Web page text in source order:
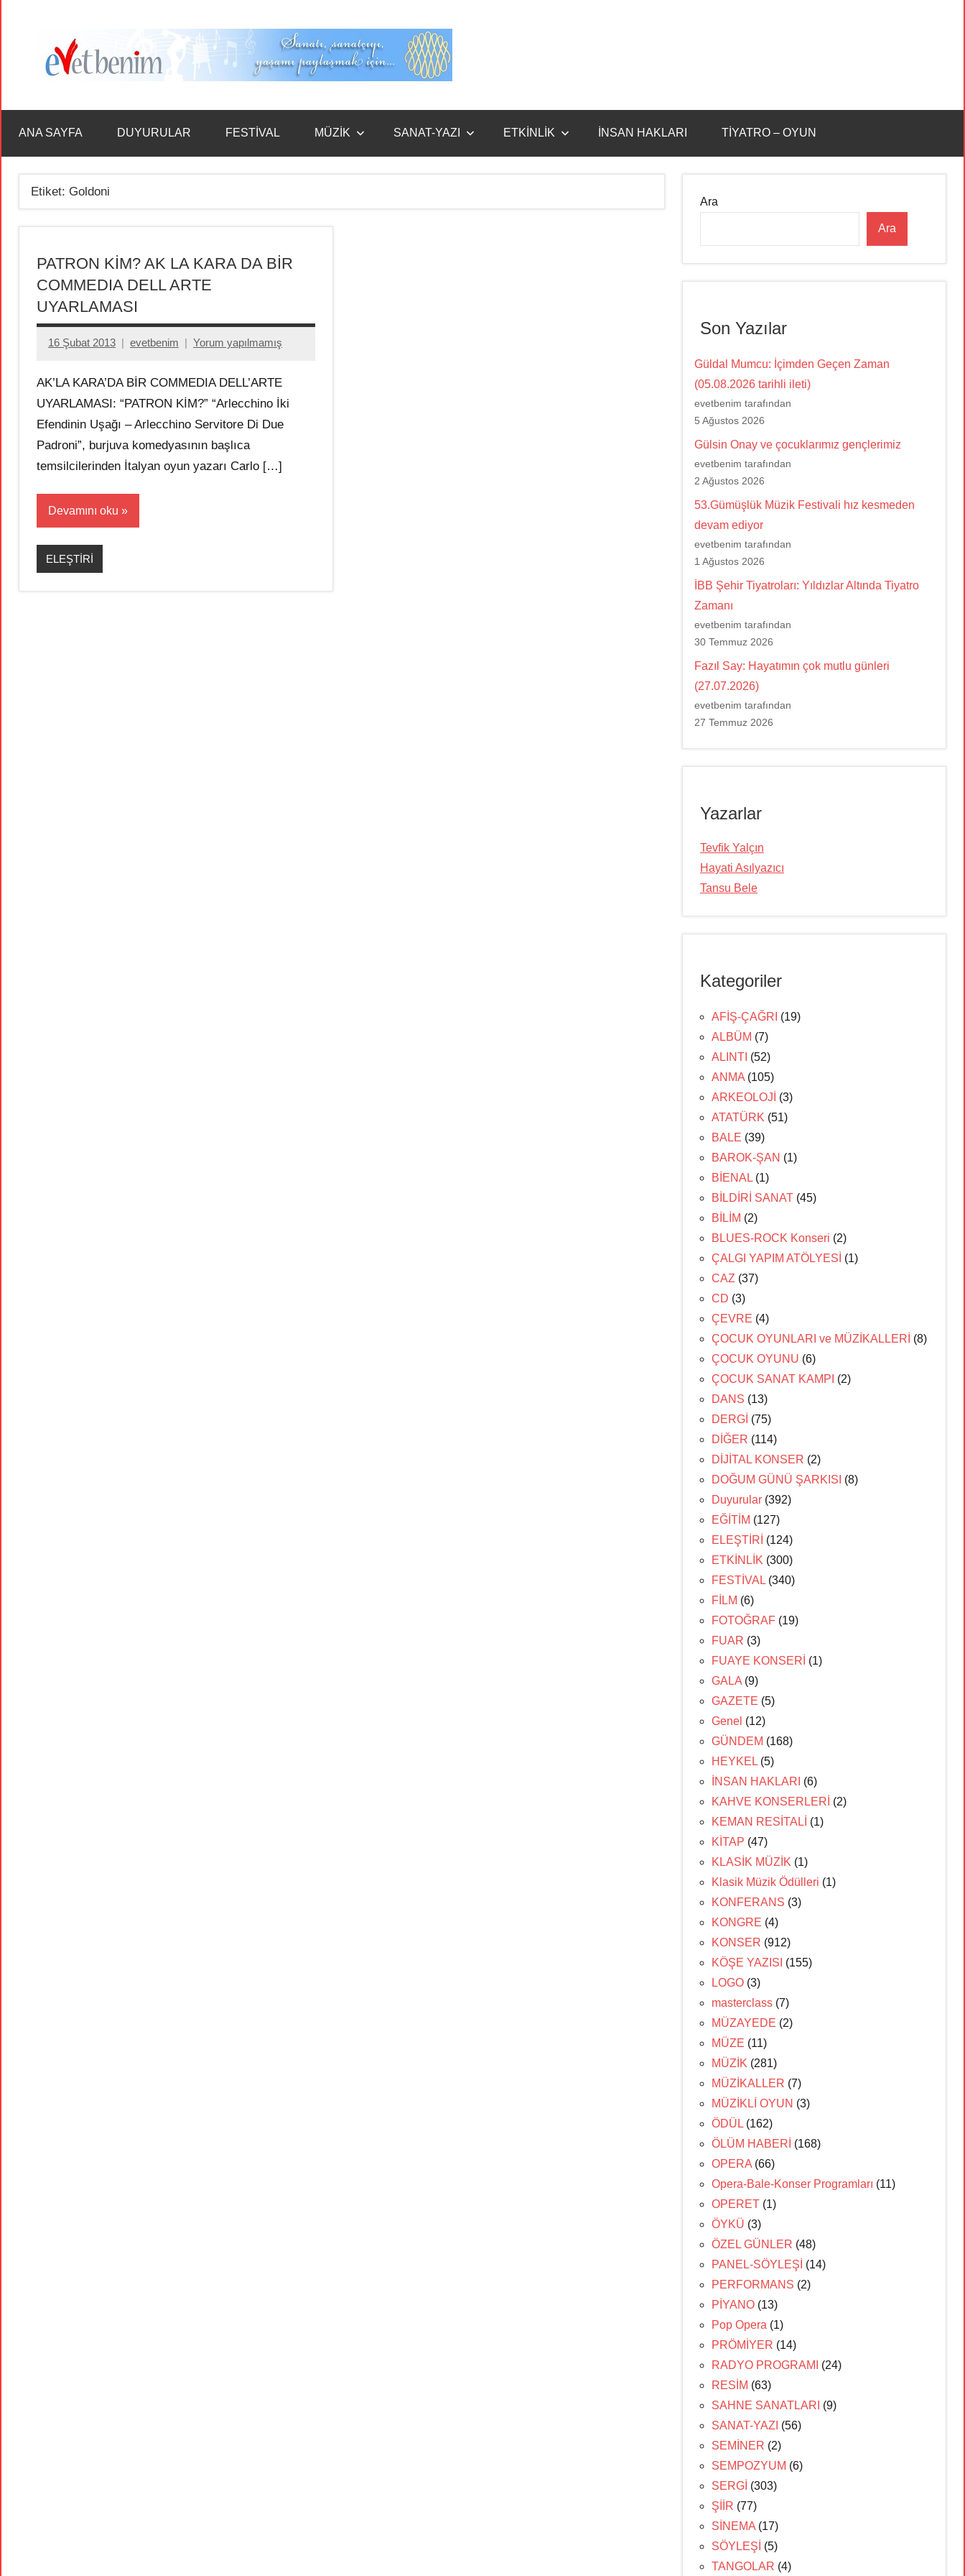
Benim
ANA SAYFA DUYURULAR FESTİVAL MÜZİK SANAT-YAZI ETKİNLİK İNSAN HAKLARI TİYATRO – OYUN
Etiket: Goldoni
PATRON KİM? AK LA KARA DA BİR
COMMEDIA DELL ARTE
UYARLAMASI
16 Şubat 2013 evetbenim Yorum yapılmamış
AK’LA KARA’DA BİR COMMEDIA DELL’ARTE
UYARLAMASI: “PATRON KİM?” “Arlecchino İki
Efendinin Uşağı – Arlecchino Servitore Di Due
Padroni”, burjuva komedyasının başlıca
temsilcilerinden İtalyan oyun yazarı Carlo […]
Devamını oku
ELEŞTİRİ
Ara
Ara
Son Yazılar
Güldal Mumcu: İçimden Geçen Zaman
(05.08.2026 tarihli ileti)
evetbenim tarafından
5 Ağustos 2026
Gülsin Onay ve çocuklarımız gençlerimiz
evetbenim tarafından
2 Ağustos 2026
53.Gümüşlük Müzik Festivali hız kesmeden
devam ediyor
evetbenim tarafından
1 Ağustos 2026
İBB Şehir Tiyatroları: Yıldızlar Altında Tiyatro
Zamanı
evetbenim tarafından
30 Temmuz 2026
Fazıl Say: Hayatımın çok mutlu günleri
(27.07.2026)
evetbenim tarafından
27 Temmuz 2026
Yazarlar
Tevfik Yalçın
Hayati Asılyazıcı
Tansu Bele
Kategoriler
AFİŞ-ÇAĞRI (19)
ALBÜM (7)
ALINTI (52)
ANMA (105)
ARKEOLOJİ (3)
ATATÜRK (51)
BALE (39)
BAROK-ŞAN (1)
BİENAL (1)
BİLDİRİ SANAT (45)
BİLİM (2)
BLUES-ROCK Konseri (2)
ÇALGI YAPIM ATÖLYESİ (1)
CAZ (37)
CD (3)
ÇEVRE (4)
ÇOCUK OYUNLARI ve MÜZİKALLERİ (8)
ÇOCUK OYUNU (6)
ÇOCUK SANAT KAMPI (2)
DANS (13)
DERGİ (75)
DİĞER (114)
DİJİTAL KONSER (2)
DOĞUM GÜNÜ ŞARKISI (8)
Duyurular (392)
EĞİTİM (127)
ELEŞTİRİ (124)
ETKİNLİK (300)
FESTİVAL (340)
FİLM (6)
FOTOĞRAF (19)
FUAR (3)
FUAYE KONSERİ (1)
GALA (9)
GAZETE (5)
Genel (12)
GÜNDEM (168)
HEYKEL (5)
İNSAN HAKLARI (6)
KAHVE KONSERLERİ (2)
KEMAN RESİTALİ (1)
KİTAP (47)
KLASİK MÜZİK (1)
Klasik Müzik Ödülleri (1)
KONFERANS (3)
KONGRE (4)
KONSER (912)
KÖŞE YAZISI (155)
LOGO (3)
masterclass (7)
MÜZAYEDE (2)
MÜZE (11)
MÜZİK (281)
MÜZİKALLER (7)
MÜZİKLİ OYUN (3)
ÖDÜL (162)
ÖLÜM HABERİ (168)
OPERA (66)
Opera-Bale-Konser Programları (11)
OPERET (1)
ÖYKÜ (3)
ÖZEL GÜNLER (48)
PANEL-SÖYLEŞİ (14)
PERFORMANS (2)
PİYANO (13)
Pop Opera (1)
PRÖMİYER (14)
RADYO PROGRAMI
(24)
RESİM (63)
SAHNE SANATLARI (9)
SANAT-YAZI (56)
SEMİNER (2)
SEMPOZYUM (6)
SERGİ (303)
ŞİİR (77)
SİNEMA (17)
SÖYLEŞİ (5)
TANGOLAR (4)